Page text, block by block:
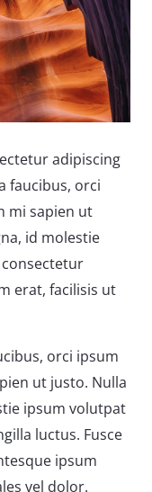
adipiscing
faucibus, orci
mi sapien ut
id molestie
erat, facilisis ut
orci ipsum
ut justo. Nulla
ipsum volutpat
luctus. Fusce
ipsum
vel dolor.